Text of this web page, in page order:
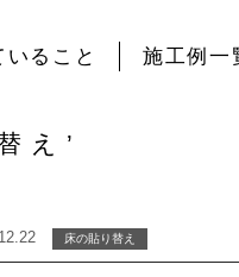
ること 施工例一
え’
床の貼り替え